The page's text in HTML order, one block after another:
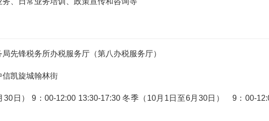
先锋税务所办税服务厅（第八办税服务厅）
凯旋城翰林街
30日） 9：00-12:00 13:30-17:30 冬季（10月1日至6月30日） 9：00-